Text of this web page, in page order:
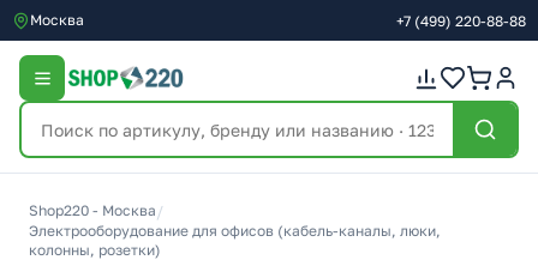
Москва +7 (499) 220-88-88
Shop220 - Москва /
Электрооборудование для офисов (кабель-каналы, люки,
колонны, розетки)